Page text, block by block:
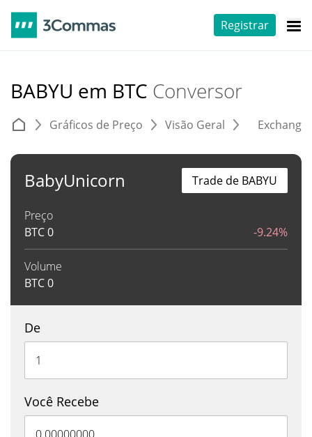
Registrar
BABYU em BTC Conversor
Gráficos de Preço Visão Geral
BabyUnicorn
Preço
BTC0 -9.24%
Volume
BTC0
Trade de BABYU
De
Você Recebe